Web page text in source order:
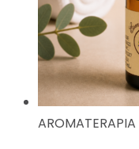
AROMATERAPIA